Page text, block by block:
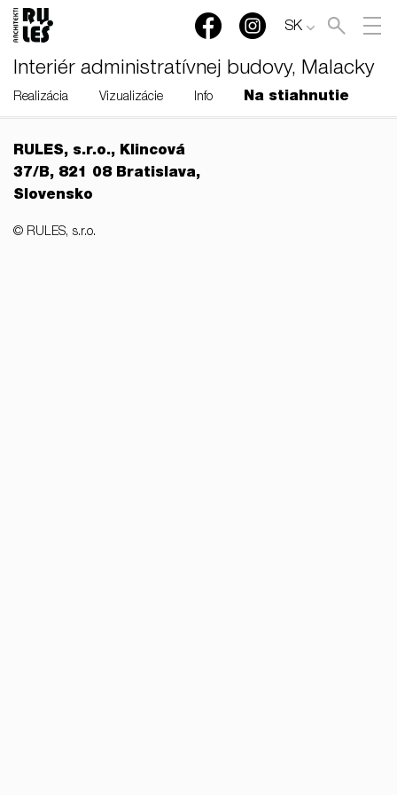
SK
Interiér administratívnej budovy, Malacky
Realizácia Vizualizácie Info Na stiahnutie
RULES, s.r.o., Klincová
37/B, 821 08 Bratislava,
Slovensko
© RULES, s.r.o.